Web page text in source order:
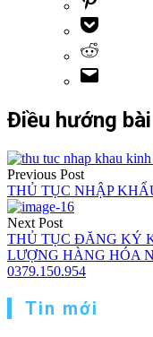
Điều hướng
Previous Post
THỦ TỤC NHẬP
Next Post
THỦ TỤC ĐĂNG KÝ
LƯỢNG HÀNG HÓA
0379.150.954
Tin mới